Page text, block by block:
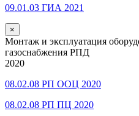
09.01.03 ГИА 2021
×
Монтаж и эксплуатация
газоснабжения РПД
2020
08.02.08 РП ООЦ 2020
08.02.08 РП ПЦ 2020